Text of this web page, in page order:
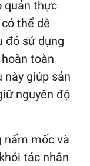
quản thực
thể dễ
đó sử dụng
toàn
giúp sản
nguyên độ
nấm mốc và
tác nhân